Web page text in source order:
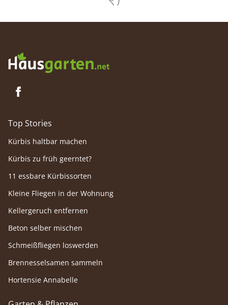
Top Stories
Kürbis haltbar machen
Kürbis zu früh geerntet?
11 essbare Kürbissorten
Kleine Fliegen in der Wohnung
Kellergeruch entfernen
Beton selber mischen
Schmeißfliegen loswerden
Brennesselsamen sammeln
Hortensie Annabelle